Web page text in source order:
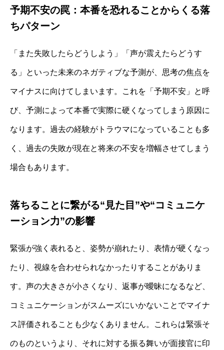
予期不安の罠：本番を恐れることからくる落
ちパターン
「また失敗したらどうしよう」「声が震えたらどうす
る」といった未来のネガティブな予測が、思考の焦点を
マイナスに向けてしまいます。これを「予期不安」と呼
び、予測によって本番で実際に硬くなってしまう原因に
なります。過去の経験がトラウマになっていることも多
く、過去の失敗が現在と将来の不安を増幅させてしまう
場合もあります。
落ちることに繋がる“見た目”や“コミュニケ
ーション力”の影響
緊張が強く表れると、姿勢が崩れたり、表情が硬くなっ
たり、視線を合わせられなかったりすることがありま
す。声の大きさが小さくなり、返事が曖昧になるなど、
コミュニケーションがスムーズにいかないことでマイナ
ス評価されることも少なくありません。これらは緊張そ
のものというより、それに対する振る舞いが面接官に印